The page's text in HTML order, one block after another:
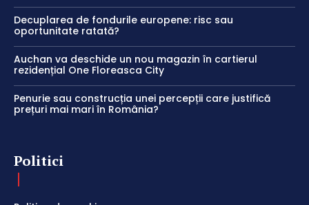
Decuplarea de fondurile europene: risc sau
oportunitate ratată?
Auchan va deschide un nou magazin în cartierul
rezidențial One Floreasca City
Penurie sau construcția unei percepții care justifică
prețuri mai mari în România?
Politici